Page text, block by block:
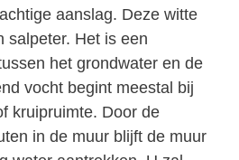
aanslag. Deze witte
salpeter. Het is een
het grondwater en de
vocht begint meestal bij
kruipruimte. Door de
in de muur blijft de muur